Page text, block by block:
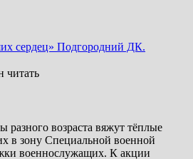
сердец» Подгородний ДК.
возраста вяжут тёплые
в зону Специальной военной
военнослужащих. К акции